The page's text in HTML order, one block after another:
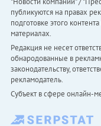
публикуются на правах
подготовке этого
материалах.
Редакция не несет
обнародованные в
законодательству,
рекламодатель.
Субъект в сфере онлайн-